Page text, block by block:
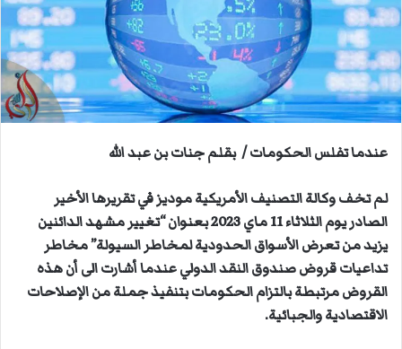
د
ا
إ
ل
ك
ا
عندما تفلس الحكومات / بقلم جنات بن عبد الله
لم تخف وكالة التصنيف الأمريكية موديز في تقريرها الأخير
الصادر يوم الثلاثاء 11 ماي 2023 بعنوان “تغيير مشهد الدائنين
يزيد من تعرض الأسواق الحدودية لمخاطر السيولة” مخاطر
تداعيات قروض صندوق النقد الدولي عندما أشارت الى أن هذه
القروض مرتبطة بالتزام الحكومات بتنفيذ جملة من الإصلاحات
الاقتصادية والجبائية.